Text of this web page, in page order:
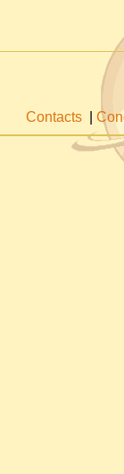
Contacts |